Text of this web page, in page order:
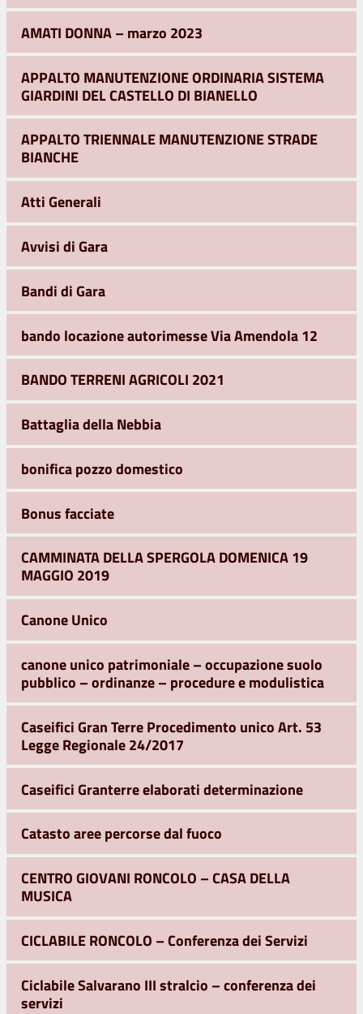
AMATI DONNA – marzo 2023
APPALTO MANUTENZIONE ORDINARIA SISTEMA
GIARDINI DEL CASTELLO DI BIANELLO
APPALTO TRIENNALE MANUTENZIONE STRADE
BIANCHE
Atti Generali
Avvisi di Gara
Bandi di Gara
bando locazione autorimesse Via Amendola 12
BANDO TERRENI AGRICOLI 2021
Battaglia della Nebbia
bonifica pozzo domestico
Bonus facciate
CAMMINATA DELLA SPERGOLA DOMENICA 19
MAGGIO 2019
Canone Unico
canone unico patrimoniale – occupazione suolo
pubblico – ordinanze – procedure e modulistica
Caseifici Gran Terre Procedimento unico Art. 53
Legge Regionale 24/2017
Caseifici Granterre elaborati determinazione
Catasto aree percorse dal fuoco
CENTRO GIOVANI RONCOLO – CASA DELLA
MUSICA
CICLABILE RONCOLO – Conferenza dei Servizi
Ciclabile Salvarano III stralcio – conferenza dei
servizi